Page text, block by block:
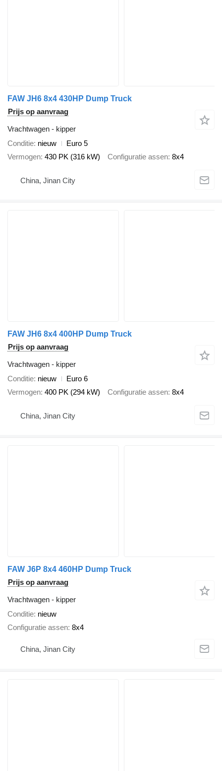
FAW JH6 8x4 430HP Dump Truck
Prijs op aanvraag
Vrachtwagen - kipper
Conditie nieuw
Euro 5
Vermogen 430 PK (316 kW) Configuratie assen 8x4
China, Jinan City
FAW JH6 8x4 400HP Dump Truck
Prijs op aanvraag
Vrachtwagen - kipper
Conditie nieuw
Euro 6
Vermogen 400 PK (294 kW) Configuratie assen 8x4
China, Jinan City
FAW J6P 8x4 460HP Dump Truck
Prijs op aanvraag
Vrachtwagen - kipper
Conditie nieuw
Configuratie assen 8x4
China, Jinan City